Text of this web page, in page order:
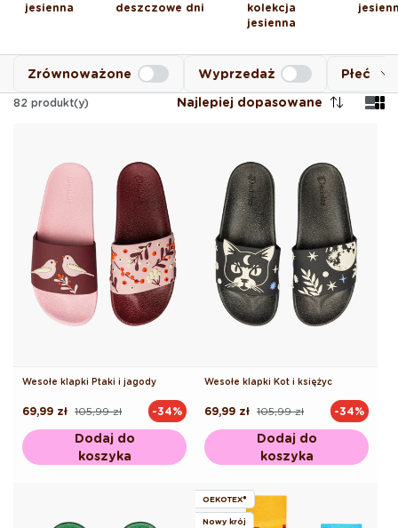
jesienna
deszczowe dni
kolekcja
jesienna
Płeć
Zrównoważone Wyprzedaż
82 produkt(y) Najlepiej dopasowane
Wesołe klapki Ptaki i jagody
Cena
105,99 zł
Cena
69,99 zł -34%
Dodaj do
koszyka
Wesołe klapki Kot i księżyc
Cena
105,99 zł
Cena
69,99 zł -34%
Dodaj do
koszyka
OEKOTEX®
Nowy krój